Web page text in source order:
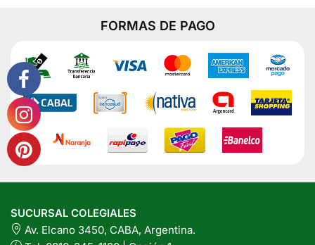
FORMAS DE PAGO
SUCURSAL COLEGIALES
Av. Elcano 3450, CABA, Argentina.